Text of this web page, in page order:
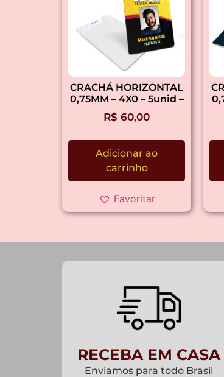
CRACHÁ HORIZONTAL
0,75MM – 4X0 – 5unid –
R$ 60,00
Adicionar ao
carrinho
Favoritar
RECEBA EM CASA
Enviamos para todo Brasil